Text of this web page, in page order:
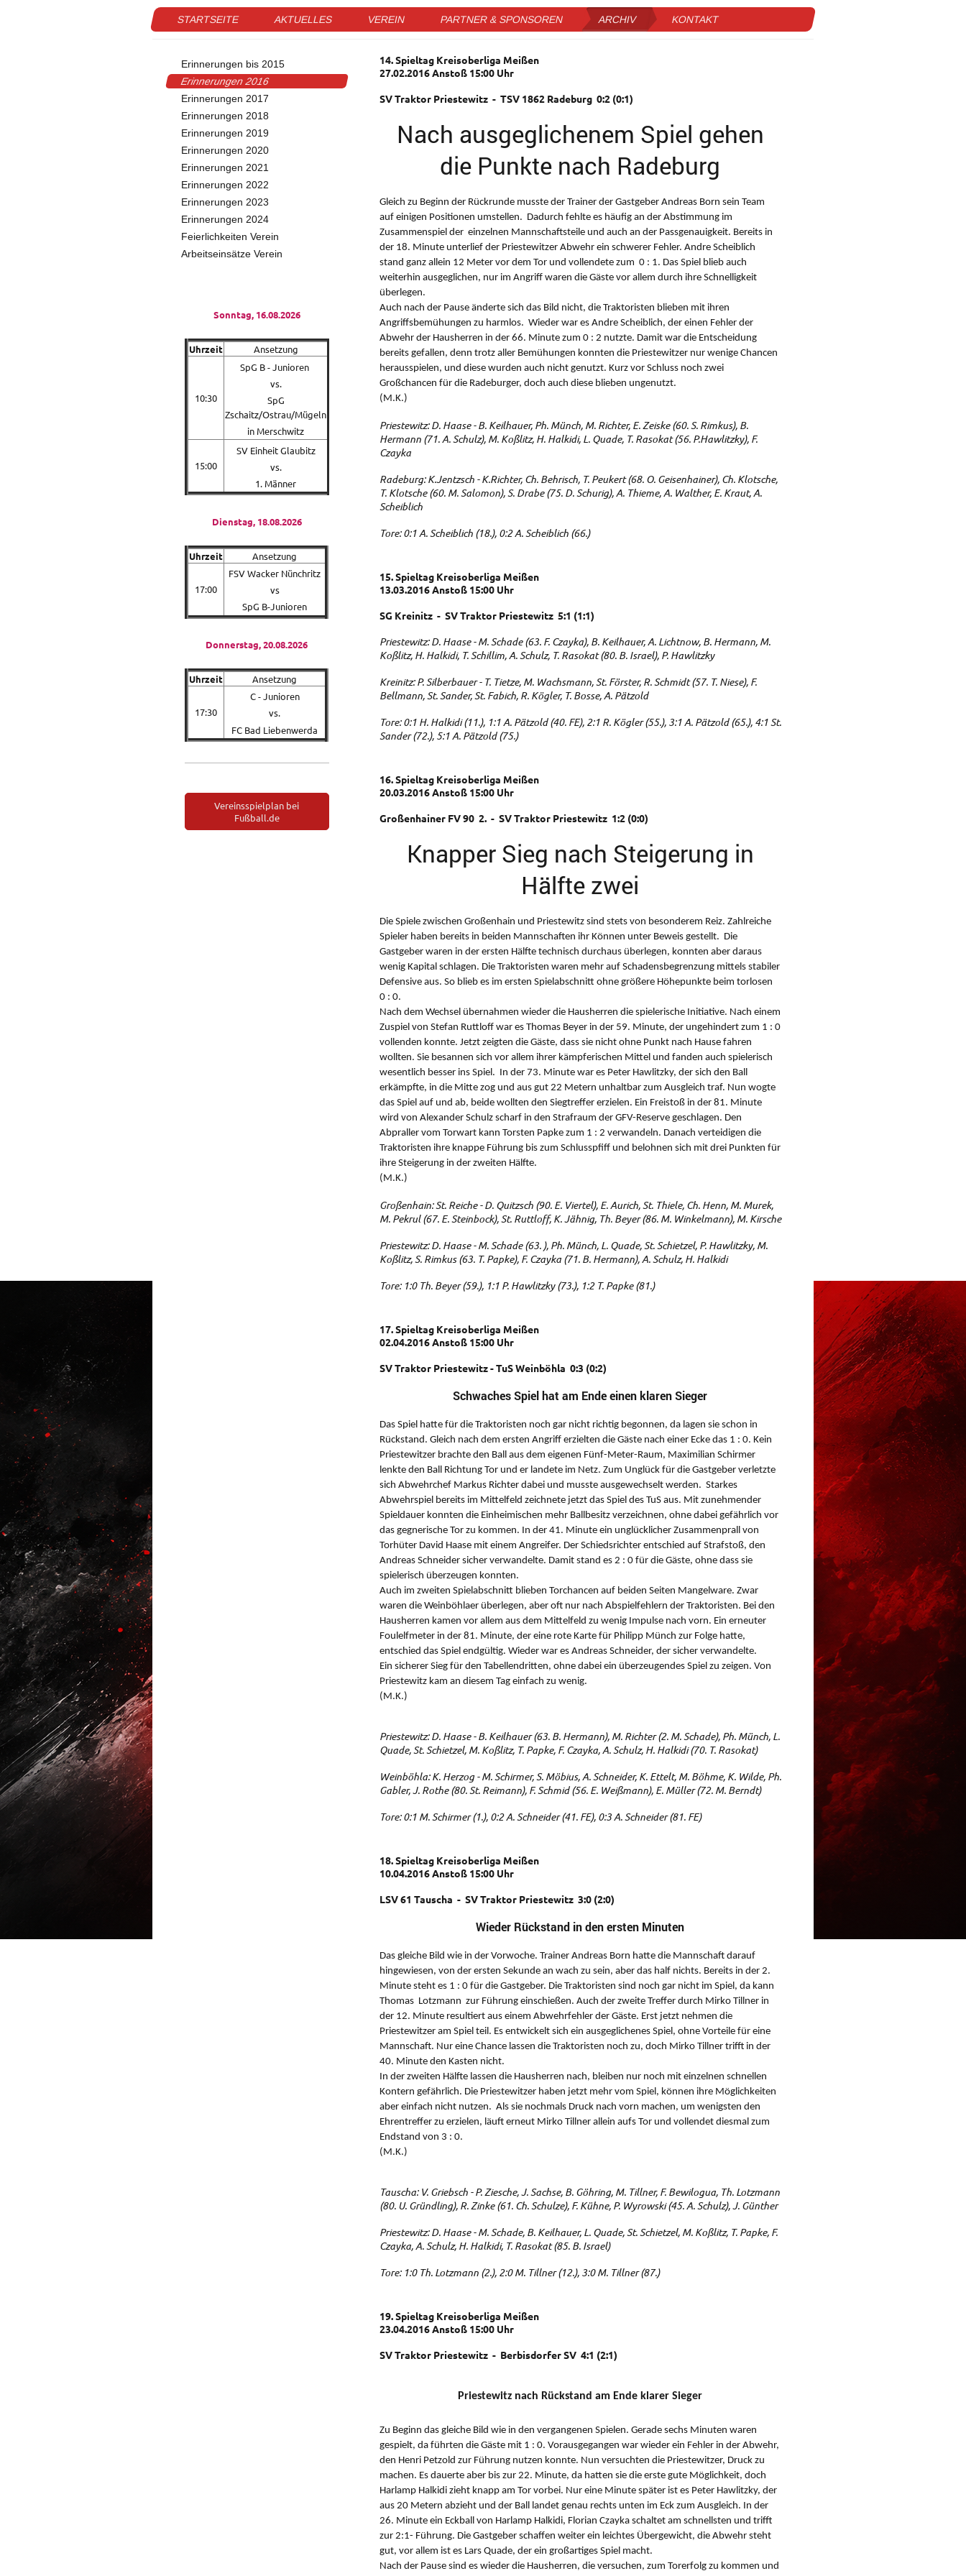
STARTSEITE AKTUELLES VEREIN PARTNER & SPONSOREN ARCHIV KONTAKT
14. Spieltag Kreisoberliga Meißen
27.02.2016 Anstoß 15:00 Uhr
SV Traktor Priestewitz - TSV 1862 Radeburg 0:2 (0:1)
Nach ausgeglichenem Spiel gehen
die Punkte nach Radeburg
Gleich zu Beginn der Rückrunde musste der Trainer der Gastgeber Andreas Born sein Team
auf einigen Positionen umstellen. Dadurch fehlte es häufig an der Abstimmung im
Zusammenspiel der einzelnen Mannschaftsteile und auch an der Passgenauigkeit. Bereits in
der 18. Minute unterlief der Priestewitzer Abwehr ein schwerer Fehler. Andre Scheiblich
stand ganz allein 12 Meter vor dem Tor und vollendete zum 0 : 1. Das Spiel blieb auch
weiterhin ausgeglichen, nur im Angriff waren die Gäste vor allem durch ihre Schnelligkeit
überlegen.
Auch nach der Pause änderte sich das Bild nicht, die Traktoristen blieben mit ihren
Angriffsbemühungen zu harmlos. Wieder war es Andre Scheiblich, der einen Fehler der
Abwehr der Hausherren in der 66. Minute zum 0 : 2 nutzte. Damit war die Entscheidung
bereits gefallen, denn trotz aller Bemühungen konnten die Priestewitzer nur wenige Chancen
herausspielen, und diese wurden auch nicht genutzt. Kurz vor Schluss noch zwei
Großchancen für die Radeburger, doch auch diese blieben ungenutzt.
(M.K.)
Priestewitz: D. Haase - B. Keilhauer, Ph. Münch, M. Richter, E. Zeiske (60. S. Rimkus), B.
Hermann (71. A. Schulz), M. Koßlitz, H. Halkidi, L. Quade, T. Rasokat (56. P.Hawlitzky), F.
Czayka
Radeburg: K.Jentzsch - K.Richter, Ch. Behrisch, T. Peukert (68. O. Geisenhainer), Ch. Klotsche,
T. Klotsche (60. M. Salomon), S. Drabe (75. D. Schurig), A. Thieme, A. Walther, E. Kraut, A.
Scheiblich
Tore: 0:1 A. Scheiblich (18.), 0:2 A. Scheiblich (66.)
15. Spieltag Kreisoberliga Meißen
13.03.2016 Anstoß 15:00 Uhr
SG Kreinitz - SV Traktor Priestewitz 5:1 (1:1)
Priestewitz: D. Haase - M. Schade (63. F. Czayka), B. Keilhauer, A. Lichtnow, B. Hermann, M.
Koßlitz, H. Halkidi, T. Schillim, A. Schulz, T. Rasokat (80. B. Israel), P. Hawlitzky
Kreinitz: P. Silberbauer - T. Tietze, M. Wachsmann, St. Förster, R. Schmidt (57. T. Niese), F.
Bellmann, St. Sander, St. Fabich, R. Kögler, T. Bosse, A. Pätzold
Tore: 0:1 H. Halkidi (11.), 1:1 A. Pätzold (40. FE), 2:1 R. Kögler (55.), 3:1 A. Pätzold (65.), 4:1 St.
Sander (72.), 5:1 A. Pätzold (75.)
16. Spieltag Kreisoberliga Meißen
20.03.2016 Anstoß 15:00 Uhr
Großenhainer FV 90 2. - SV Traktor Priestewitz 1:2 (0:0)
Knapper Sieg nach Steigerung in
Hälfte zwei
Die Spiele zwischen Großenhain und Priestewitz sind stets von besonderem Reiz. Zahlreiche
Spieler haben bereits in beiden Mannschaften ihr Können unter Beweis gestellt. Die
Gastgeber waren in der ersten Hälfte technisch durchaus überlegen, konnten aber daraus
wenig Kapital schlagen. Die Traktoristen waren mehr auf Schadensbegrenzung mittels stabiler
Defensive aus. So blieb es im ersten Spielabschnitt ohne größere Höhepunkte beim torlosen
0 : 0.
Nach dem Wechsel übernahmen wieder die Hausherren die spielerische Initiative. Nach einem
Zuspiel von Stefan Ruttloff war es Thomas Beyer in der 59. Minute, der ungehindert zum 1 : 0
vollenden konnte. Jetzt zeigten die Gäste, dass sie nicht ohne Punkt nach Hause fahren
wollten. Sie besannen sich vor allem ihrer kämpferischen Mittel und fanden auch spielerisch
wesentlich besser ins Spiel. In der 73. Minute war es Peter Hawlitzky, der sich den Ball
erkämpfte, in die Mitte zog und aus gut 22 Metern unhaltbar zum Ausgleich traf. Nun wogte
das Spiel auf und ab, beide wollten den Siegtreffer erzielen. Ein Freistoß in der 81. Minute
wird von Alexander Schulz scharf in den Strafraum der GFV-Reserve geschlagen. Den
Abpraller vom Torwart kann Torsten Papke zum 1 : 2 verwandeln. Danach verteidigen die
Traktoristen ihre knappe Führung bis zum Schlusspfiff und belohnen sich mit drei Punkten für
ihre Steigerung in der zweiten Hälfte.
(M.K.)
Großenhain: St. Reiche - D. Quitzsch (90. E. Viertel), E. Aurich, St. Thiele, Ch. Henn, M. Murek,
M. Pekrul (67. E. Steinbock), St. Ruttloff, K. Jähnig, Th. Beyer (86. M. Winkelmann), M. Kirsche
Priestewitz: D. Haase - M. Schade (63. ), Ph. Münch, L. Quade, St. Schietzel, P. Hawlitzky, M.
Koßlitz, S. Rimkus (63. T. Papke), F. Czayka (71. B. Hermann), A. Schulz, H. Halkidi
Tore: 1:0 Th. Beyer (59.), 1:1 P. Hawlitzky (73.), 1:2 T. Papke (81.)
17. Spieltag Kreisoberliga Meißen
02.04.2016 Anstoß 15:00 Uhr
SV Traktor Priestewitz - TuS Weinböhla 0:3 (0:2)
Schwaches Spiel hat am Ende einen klaren Sieger
Das Spiel hatte für die Traktoristen noch gar nicht richtig begonnen, da lagen sie schon in
Rückstand. Gleich nach dem ersten Angriff erzielten die Gäste nach einer Ecke das 1 : 0. Kein
Priestewitzer brachte den Ball aus dem eigenen Fünf-Meter-Raum, Maximilian Schirmer
lenkte den Ball Richtung Tor und er landete im Netz. Zum Unglück für die Gastgeber verletzte
sich Abwehrchef Markus Richter dabei und musste ausgewechselt werden. Starkes
Abwehrspiel bereits im Mittelfeld zeichnete jetzt das Spiel des TuS aus. Mit zunehmender
Spieldauer konnten die Einheimischen mehr Ballbesitz verzeichnen, ohne dabei gefährlich vor
das gegnerische Tor zu kommen. In der 41. Minute ein unglücklicher Zusammenprall von
Torhüter David Haase mit einem Angreifer. Der Schiedsrichter entschied auf Strafstoß, den
Andreas Schneider sicher verwandelte. Damit stand es 2 : 0 für die Gäste, ohne dass sie
spielerisch überzeugen konnten.
Auch im zweiten Spielabschnitt blieben Torchancen auf beiden Seiten Mangelware. Zwar
waren die Weinböhlaer überlegen, aber oft nur nach Abspielfehlern der Traktoristen. Bei den
Hausherren kamen vor allem aus dem Mittelfeld zu wenig Impulse nach vorn. Ein erneuter
Foulelfmeter in der 81. Minute, der eine rote Karte für Philipp Münch zur Folge hatte,
entschied das Spiel endgültig. Wieder war es Andreas Schneider, der sicher verwandelte.
Ein sicherer Sieg für den Tabellendritten, ohne dabei ein überzeugendes Spiel zu zeigen. Von
Priestewitz kam an diesem Tag einfach zu wenig.
(M.K.)
Priestewitz: D. Haase - B. Keilhauer (63. B. Hermann), M. Richter (2. M. Schade), Ph. Münch, L.
Quade, St. Schietzel, M. Koßlitz, T. Papke, F. Czayka, A. Schulz, H. Halkidi (70. T. Rasokat)
Weinböhla: K. Herzog - M. Schirmer, S. Möbius, A. Schneider, K. Ettelt, M. Böhme, K. Wilde, Ph.
Gabler, J. Rothe (80. St. Reimann), F. Schmid (56. E. Weißmann), E. Müller (72. M. Berndt)
Tore: 0:1 M. Schirmer (1.), 0:2 A. Schneider (41. FE), 0:3 A. Schneider (81. FE)
18. Spieltag Kreisoberliga Meißen
10.04.2016 Anstoß 15:00 Uhr
LSV 61 Tauscha - SV Traktor Priestewitz 3:0 (2:0)
Wieder Rückstand in den ersten Minuten
Das gleiche Bild wie in der Vorwoche. Trainer Andreas Born hatte die Mannschaft darauf
hingewiesen, von der ersten Sekunde an wach zu sein, aber das half nichts. Bereits in der 2.
Minute steht es 1 : 0 für die Gastgeber. Die Traktoristen sind noch gar nicht im Spiel, da kann
Thomas Lotzmann zur Führung einschießen. Auch der zweite Treffer durch Mirko Tillner in
der 12. Minute resultiert aus einem Abwehrfehler der Gäste. Erst jetzt nehmen die
Priestewitzer am Spiel teil. Es entwickelt sich ein ausgeglichenes Spiel, ohne Vorteile für eine
Mannschaft. Nur eine Chance lassen die Traktoristen noch zu, doch Mirko Tillner trifft in der
40. Minute den Kasten nicht.
In der zweiten Hälfte lassen die Hausherren nach, bleiben nur noch mit einzelnen schnellen
Kontern gefährlich. Die Priestewitzer haben jetzt mehr vom Spiel, können ihre Möglichkeiten
aber einfach nicht nutzen. Als sie nochmals Druck nach vorn machen, um wenigsten den
Ehrentreffer zu erzielen, läuft erneut Mirko Tillner allein aufs Tor und vollendet diesmal zum
Endstand von 3 : 0.
(M.K.)
Tauscha: V. Griebsch - P. Ziesche, J. Sachse, B. Göhring, M. Tillner, F. Bewilogua, Th. Lotzmann
(80. U. Gründling), R. Zinke (61. Ch. Schulze), F. Kühne, P. Wyrowski (45. A. Schulz), J. Günther
Priestewitz: D. Haase - M. Schade, B. Keilhauer, L. Quade, St. Schietzel, M. Koßlitz, T. Papke, F.
Czayka, A. Schulz, H. Halkidi, T. Rasokat (85. B. Israel)
Tore: 1:0 Th. Lotzmann (2.), 2:0 M. Tillner (12.), 3:0 M. Tillner (87.)
19. Spieltag Kreisoberliga Meißen
23.04.2016 Anstoß 15:00 Uhr
SV Traktor Priestewitz - Berbisdorfer SV 4:1 (2:1)
Priestewitz nach Rückstand am Ende klarer Sieger
Zu Beginn das gleiche Bild wie in den vergangenen Spielen. Gerade sechs Minuten waren
gespielt, da führten die Gäste mit 1 : 0. Vorausgegangen war wieder ein Fehler in der Abwehr,
den Henri Petzold zur Führung nutzen konnte. Nun versuchten die Priestewitzer, Druck zu
machen. Es dauerte aber bis zur 22. Minute, da hatten sie die erste gute Möglichkeit, doch
Harlamp Halkidi zieht knapp am Tor vorbei. Nur eine Minute später ist es Peter Hawlitzky, der
aus 20 Metern abzieht und der Ball landet genau rechts unten im Eck zum Ausgleich. In der
26. Minute ein Eckball von Harlamp Halkidi, Florian Czayka schaltet am schnellsten und trifft
zur 2:1- Führung. Die Gastgeber schaffen weiter ein leichtes Übergewicht, die Abwehr steht
gut, vor allem ist es Lars Quade, der ein großartiges Spiel macht.
Nach der Pause sind es wieder die Hausherren, die versuchen, zum Torerfolg zu kommen und
Erinnerungen bis 2015
Erinnerungen 2016
Erinnerungen 2017
Erinnerungen 2018
Erinnerungen 2019
Erinnerungen 2020
Erinnerungen 2021
Erinnerungen 2022
Erinnerungen 2023
Erinnerungen 2024
Feierlichkeiten Verein
Arbeitseinsätze Verein
Sonntag, 16.08.2026
Uhrzeit Ansetzung
10:30
SpG B - Junioren
vs.
SpG
Zschaitz/Ostrau/Mügeln
in Merschwitz
15:00
SV Einheit Glaubitz
vs.
1. Männer
Dienstag, 18.08.2026
Uhrzeit Ansetzung
17:00
FSV Wacker Nünchritz
vs
SpG B-Junioren
Donnerstag, 20.08.2026
Uhrzeit Ansetzung
17:30
C - Junioren
vs.
FC Bad Liebenwerda
Vereinsspielplan bei
Fußball.de